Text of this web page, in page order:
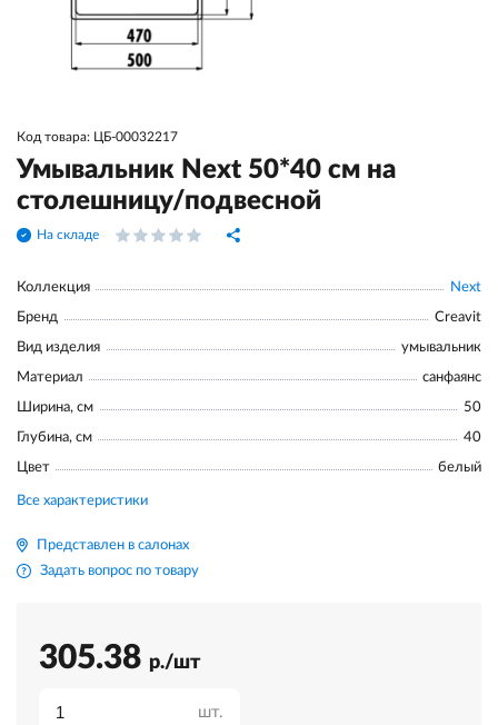
Код товара: ЦБ-00032217
Умывальник Next 50*40 см на
столешницу/подвесной
На складе
Коллекция Next
Бренд Creavit
Вид изделия умывальник
Материал санфаянс
Ширина, см 50
Глубина, см 40
Цвет белый
Все характеристики
Представлен в салонах
Задать вопрос по товару
305.38 р./шт
шт.